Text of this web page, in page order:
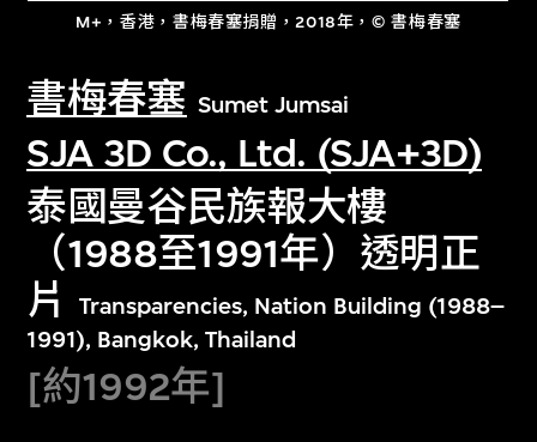
M+，香港，書梅春塞捐贈，2018年，© 書梅春塞
書梅春塞 Sumet Jumsai
SJA 3D Co., Ltd. (SJA+3D)
泰國曼谷民族報大樓
（1988至1991年）透明正
片
Transparencies, Nation Building (1988–
1991), Bangkok, Thailand
[約1992年]
進一步篩選 搜索
關於M+藏品
探索世界頂級的二十及二十一世紀視覺
文化藏品。